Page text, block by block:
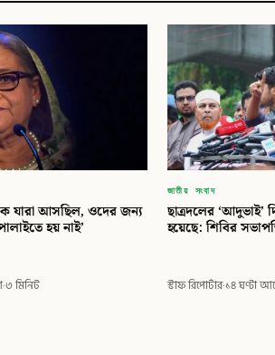
যারা আসছিল, ওদের জন্য
হয় নাই’
·৩ মিনিট
জাতীয় সংবাদ
ছাত্রদলের ‘আদুভাই’
হয়েছে: শিবির
স্টাফ রিপোর্টার·১৪ ঘণ্টা